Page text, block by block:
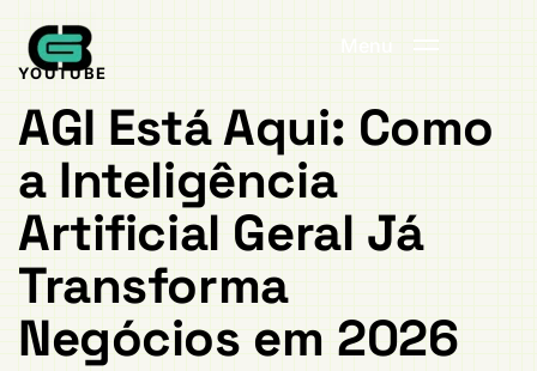
Menu
EM:
YOUTUBE
AGI Está Aqui: Como
a Inteligência
Artificial Geral Já
Transforma
Negócios em 2026
em: